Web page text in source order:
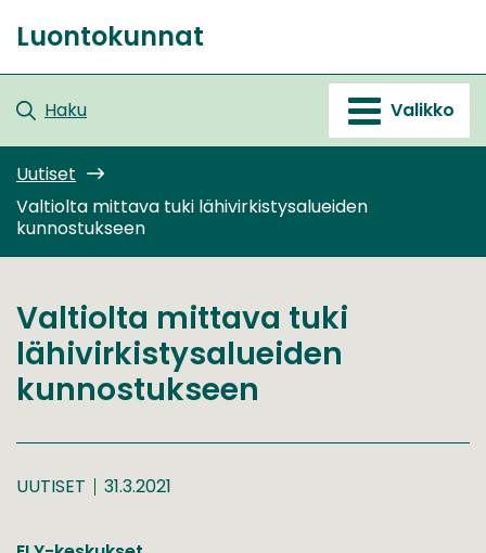
sisältöön
Etusivu
Luontokunnat
Haku Valikko
Uutiset
Valtiolta mittava tuki lähivirkistysalueiden
kunnostukseen
Valtiolta mittava tuki
lähivirkistysalueiden
kunnostukseen
UUTISET 31.3.2021